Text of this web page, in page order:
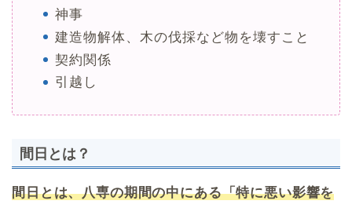
神事
建造物解体、木の伐採など物を壊すこと
契約関係
引越し
間日とは？
間日とは、八専の期間の中にある「特に悪い影響を